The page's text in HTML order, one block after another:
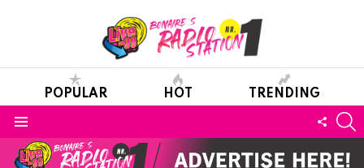
POPULAR HOT TRENDING